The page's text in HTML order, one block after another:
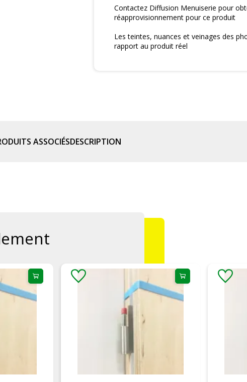
Contactez Diffusion Menuiserie pour
réapprovisionnement pour ce produit
Les teintes, nuances et veinages des
rapport au produit réel
ASSOCIÉSDESCRIPTION